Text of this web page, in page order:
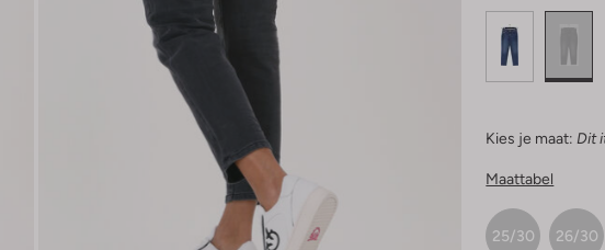
Kies je maat: Dit
Maattabel
25/30 26/30